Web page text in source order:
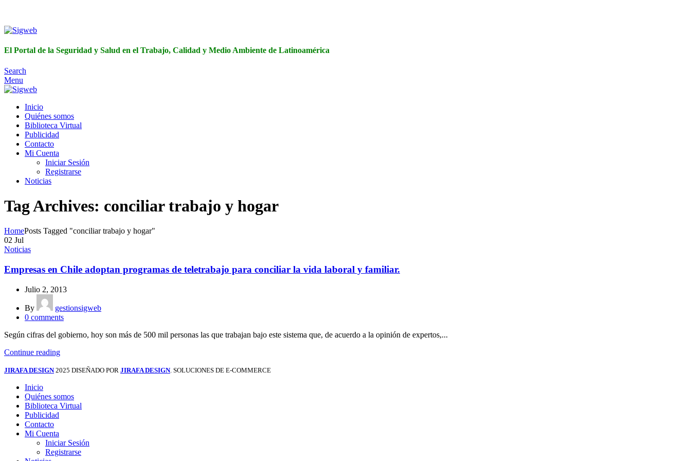
El Portal de la Seguridad y Salud en el Trabajo, Calidad y Medio Ambiente de Latinoamérica
Search
Menu
Inicio
Quiénes somos
Biblioteca Virtual
Publicidad
Contacto
Mi Cuenta
Iniciar Sesión
Registrarse
Noticias
Tag Archives: conciliar trabajo y hogar
HomePosts Tagged "conciliar trabajo y hogar"
02 Jul
Noticias
Empresas en Chile adoptan programas de teletrabajo para conciliar la vida laboral y familiar.
Julio 2, 2013
By
gestionsigweb
0 comments
Según cifras del gobierno, hoy son más de 500 mil personas las que trabajan bajo este sistema que, de acuerdo a la opinión de expertos,...
Continue reading
JIRAFA DESIGN 2025 DISEÑADO POR JIRAFA DESIGN. SOLUCIONES DE E-COMMERCE
Inicio
Quiénes somos
Biblioteca Virtual
Publicidad
Contacto
Mi Cuenta
Iniciar Sesión
Registrarse